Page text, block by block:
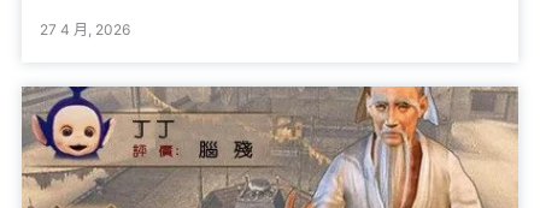
27 4 月, 2026